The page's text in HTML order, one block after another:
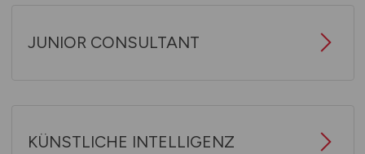
JUNIOR CONSULTANT
KÜNSTLICHE INTELLIGENZ